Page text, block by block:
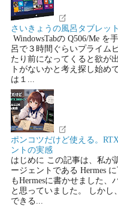
さいきょうの風呂タブレッ
WindowsTabの Q506/Me
呂で３時間ぐらいプライム
たり前になってくると欲が
トがないかと考え探し始め
は１...
ポンコツだけど使える。
ントの実感
はじめに この記事は、私
ージェントである Hermes
もHermesに書かせました
と思っていました。 しかし
できる...